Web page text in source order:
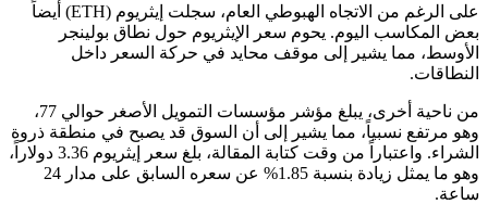
على الرغم من الاتجاه الهبوطي العام، سجلت إيثريوم (ETH) أيضاً
بعض المكاسب اليوم. يحوم سعر الإيثريوم حول نطاق بولينجر
الأوسط، مما يشير إلى موقف محايد في حركة السعر داخل
النطاقات.
من ناحية أخرى، يبلغ مؤشر مؤسسات التمويل الأصغر حوالي 77،
وهو مرتفع نسبياً، مما يشير إلى أن السوق قد يصبح في منطقة ذروة
الشراء. واعتباراً من وقت كتابة المقالة، بلغ سعر إيثريوم 3.36 دولاراً،
وهو ما يمثل زيادة بنسبة 1.85% عن سعره السابق على مدار 24
ساعة.